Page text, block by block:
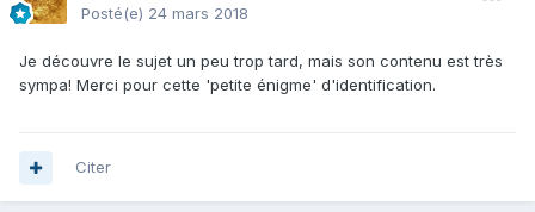
Posté(e) 24 mars 2018
Je découvre le sujet un peu trop tard, mais son contenu est très
sympa! Merci pour cette 'petite énigme' d'identification.
Citer